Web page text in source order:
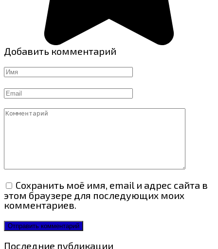
Добавить комментарий
Имя
Email
Комментарий
Сохранить моё имя, email и адрес сайта в
этом браузере для последующих моих
комментариев.
Последние публикации